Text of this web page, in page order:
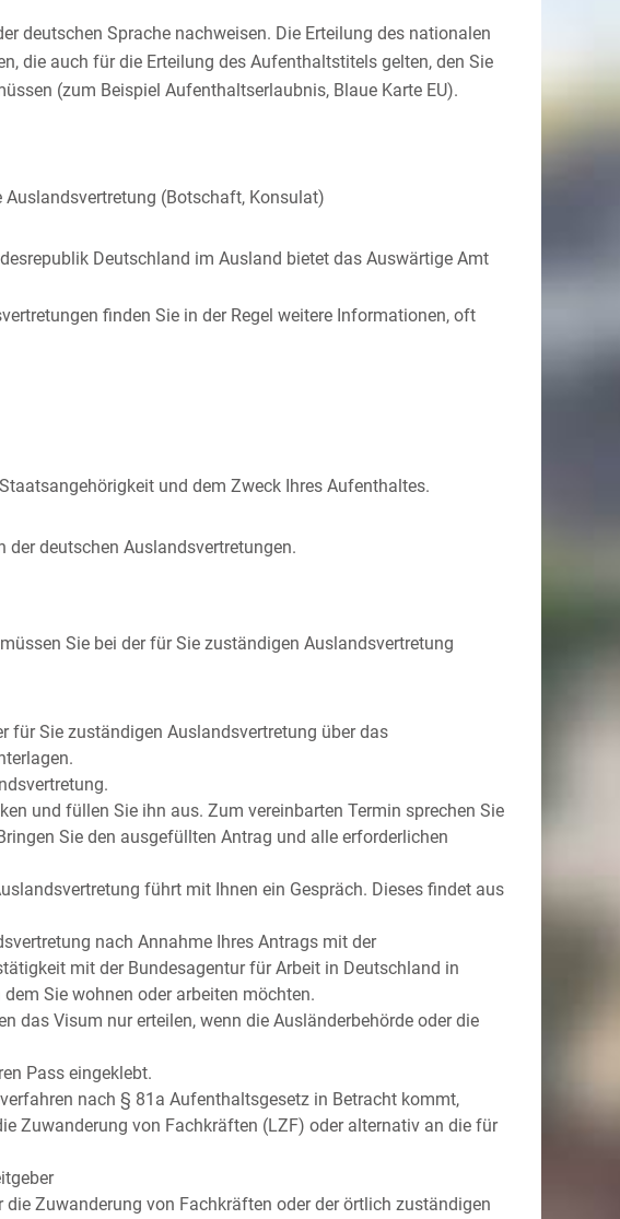
deutschen Sprache nachweisen. Die Erteilung des nationalen
die auch für die Erteilung des Aufenthaltstitels gelten, den Sie
(zum Beispiel Aufenthaltserlaubnis, Blaue Karte EU).
(Botschaft, Konsulat)
Deutschland im Ausland bietet das Auswärtige Amt
finden Sie in der Regel weitere Informationen, oft
und dem Zweck Ihres Aufenthaltes.
deutschen Auslandsvertretungen.
Sie bei der für Sie zuständigen Auslandsvertretung
für Sie zuständigen Auslandsvertretung über das
und füllen Sie ihn aus. Zum vereinbarten Termin sprechen Sie
Sie den ausgefüllten Antrag und alle erforderlichen
führt mit Ihnen ein Gespräch. Dieses findet aus
nach Annahme Ihres Antrags mit der
mit der Bundesagentur für Arbeit in Deutschland in
Sie wohnen oder arbeiten möchten.
das Visum nur erteilen, wenn die Ausländerbehörde oder die
Pass eingeklebt.
nach § 81a Aufenthaltsgesetz in Betracht kommt,
Zuwanderung von Fachkräften (LZF) oder alternativ an die für
Zuwanderung von Fachkräften oder der örtlich zuständigen